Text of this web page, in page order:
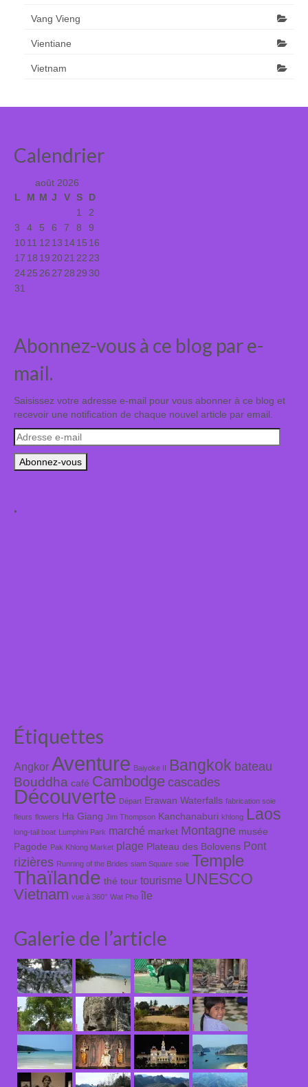
Vang Vieng
Vientiane
Vietnam
Calendrier
août 2026
L
M M J V S D
1
2
3
4 5 6 7 8
9
1011 12 13 1415 16
17 18 19 2021 22 23
2425 26 27 28 2930
31
Abonnez-vous à ce blog par e-
mail.
Saisissez votre adresse e-mail pour vous abonner à ce blog et
recevoir une notification de chaque nouvel article par email.
Adresse
e-
mail
.
Étiquettes
Angkor Aventure Baiyoke II Bangkok bateau
Bouddha café Cambodge cascades
Découverte Départ Erawan Waterfalls fabrication soie
fleurs flowers Ha Giang Jim Thompson Kanchanaburi khlong Laos
long-tail boat Lumphini Park marché market Montagne musée
Pagode Pak Khlong Market plage Plateau des Bolovens Pont
rizières Running of the Brides siam Square soie Temple
Thaïlande thé tour tourisme UNESCO
Vietnam vue à 360° Wat Pho île
Galerie de l’article